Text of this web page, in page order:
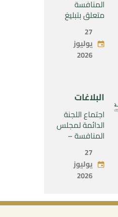
المنافسة
متعلق بتبليغ
مشروع عملية
تركيز اقتصادي
يخص تولي
شركة « Fives
Industries SAS
»
27
يوليوز
2026
البلاغات
اجتماع اللجنة
الدائمة لمجلس
المنافسة –
2026
27
يوليوز
2026